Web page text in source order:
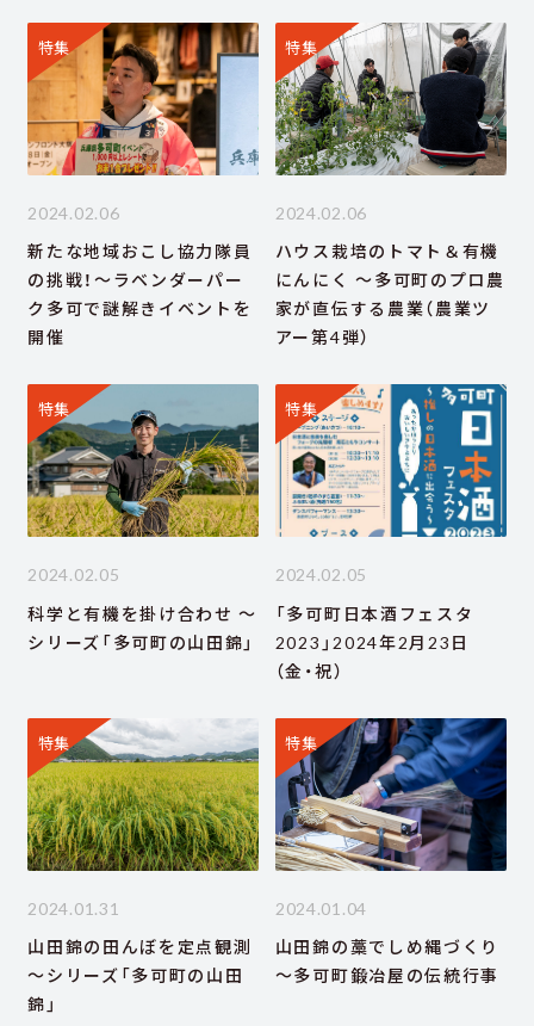
特集
2024.02.06
新たな地域おこし協力隊員
の挑戦！～ラベンダーパー
ク多可で謎解きイベントを
開催
特集
2024.02.06
ハウス栽培のトマト＆有機
にんにく ～多可町のプロ農
家が直伝する農業（農業ツ
アー第4弾）
特集
2024.02.05
科学と有機を掛け合わせ ～
シリーズ「多可町の山田錦」
特集
2024.02.05
「多可町日本酒フェスタ
2023」2024年2月23日
（金・祝）
特集
2024.01.31
山田錦の田んぼを定点観測
～シリーズ「多可町の山田
錦」
特集
2024.01.04
山田錦の藁でしめ縄づくり
～多可町鍛冶屋の伝統行事